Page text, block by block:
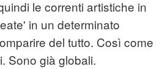
le correnti artistiche in
in un determinato
del tutto. Così come
Sono già globali.